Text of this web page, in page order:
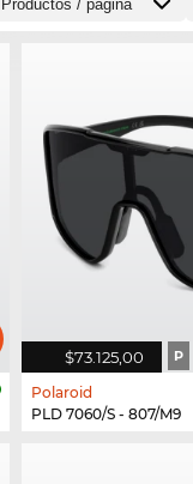
$73.125,00 P
Polaroid
PLD 7060/S - 807/M9